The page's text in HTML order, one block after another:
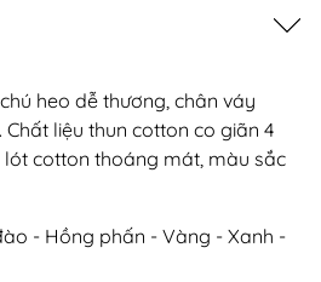
heo dễ thương, chân váy
liệu thun cotton co giãn 4
lót cotton thoáng mát, màu sắc
- Hồng phấn - Vàng - Xanh -